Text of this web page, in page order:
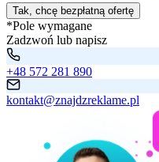
Tak, chcę bezpłatną ofertę
*Pole wymagane
Zadzwoń lub napisz
+48 572 281 890
kontakt@znajdzreklame.pl